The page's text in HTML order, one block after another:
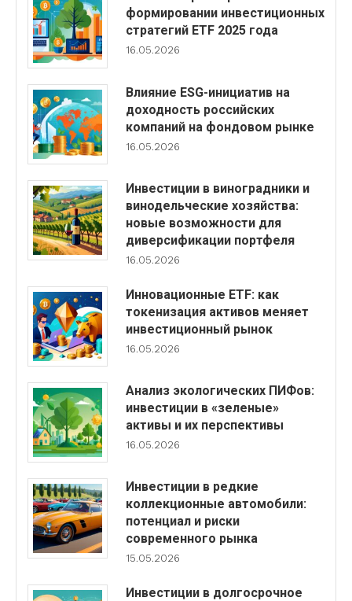
формировании инвестиционных
стратегий ETF 2025 года
16.05.2026
Влияние ESG-инициатив на
доходность российских
компаний на фондовом рынке
16.05.2026
Инвестиции в виноградники и
винодельческие хозяйства:
новые возможности для
диверсификации портфеля
16.05.2026
Инновационные ETF: как
токенизация активов меняет
инвестиционный рынок
16.05.2026
Анализ экологических ПИФов:
инвестиции в «зеленые»
активы и их перспективы
16.05.2026
Инвестиции в редкие
коллекционные автомобили:
потенциал и риски
современного рынка
15.05.2026
Инвестиции в долгосрочное